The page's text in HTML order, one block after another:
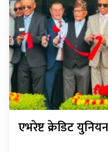
एभरेष्ट क्रेडिट